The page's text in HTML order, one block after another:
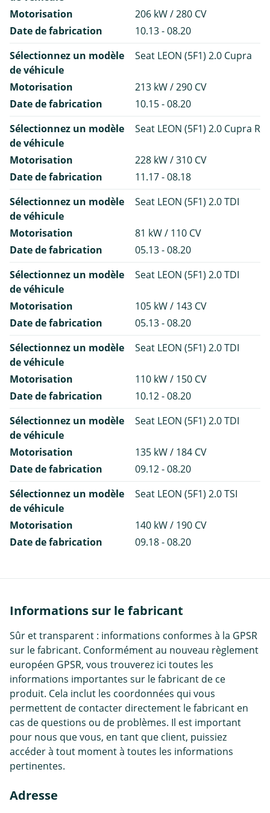
Motorisation
206 kW / 280 CV
Date de fabrication
10.13 - 08.20
Sélectionnez un modèle
de véhicule
Seat LEON (5F1) 2.0 Cupra
Motorisation
213 kW / 290 CV
Date de fabrication
10.15 - 08.20
Sélectionnez un modèle
de véhicule
Seat LEON (5F1) 2.0 Cupra R
Motorisation
228 kW / 310 CV
Date de fabrication
11.17 - 08.18
Sélectionnez un modèle
de véhicule
Seat LEON (5F1) 2.0 TDI
Motorisation
81 kW / 110 CV
Date de fabrication
05.13 - 08.20
Sélectionnez un modèle
de véhicule
Seat LEON (5F1) 2.0 TDI
Motorisation
105 kW / 143 CV
Date de fabrication
05.13 - 08.20
Sélectionnez un modèle
de véhicule
Seat LEON (5F1) 2.0 TDI
Motorisation
110 kW / 150 CV
Date de fabrication
10.12 - 08.20
Sélectionnez un modèle
de véhicule
Seat LEON (5F1) 2.0 TDI
Motorisation
135 kW / 184 CV
Date de fabrication
09.12 - 08.20
Sélectionnez un modèle
de véhicule
Seat LEON (5F1) 2.0 TSI
Motorisation
140 kW / 190 CV
Date de fabrication
09.18 - 08.20
Informations sur le fabricant
Sûr et transparent : informations conformes à la GPSR
sur le fabricant. Conformément au nouveau règlement
européen GPSR, vous trouverez ici toutes les
informations importantes sur le fabricant de ce
produit. Cela inclut les coordonnées qui vous
permettent de contacter directement le fabricant en
cas de questions ou de problèmes. Il est important
pour nous que vous, en tant que client, puissiez
accéder à tout moment à toutes les informations
pertinentes.
Adresse